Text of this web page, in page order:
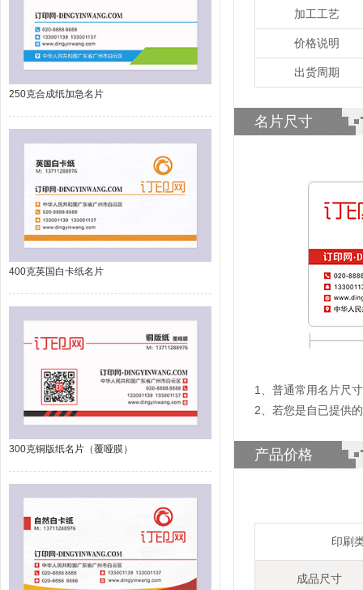
250克合成纸加急名片
400克英国白卡纸名片
300克铜版纸名片（覆哑膜）
加工工艺
价格说明
出货周期
名片尺寸
1
普通常用名片尺
2、若您是自已提供
产品价格
印刷
成品尺寸